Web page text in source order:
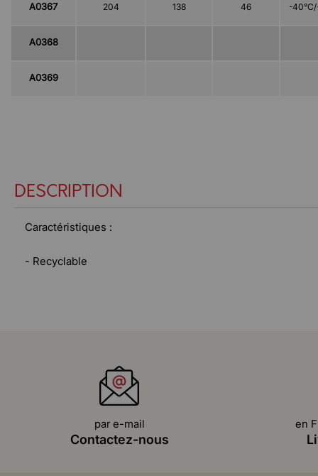
A0367 204 138 46 -
A0368
A0369
DESCRIPTION
Caractéristiques :
- Recyclable
par e-mail
Contactez-nous
en